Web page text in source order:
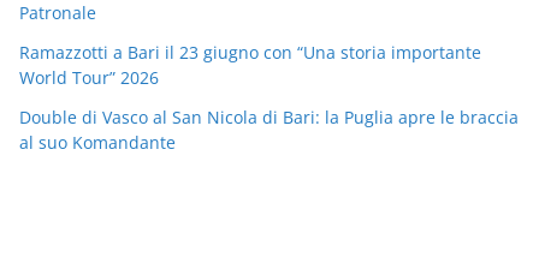
Patronale
Ramazzotti a Bari il 23 giugno con “Una storia importante
World Tour” 2026
Double di Vasco al San Nicola di Bari: la Puglia apre le braccia
al suo Komandante